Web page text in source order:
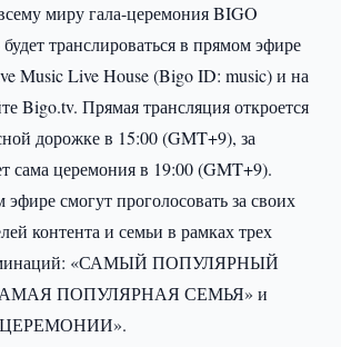
миру гала-церемония BIGO
транслироваться в прямом эфире
Music Live House (Bigo ID: music) и на
Bigo.tv. Прямая трансляция откроется
дорожке в 15:00 (GMT+9), за
сама церемония в 19:00 (GMT+9).
смогут проголосовать за своих
контента и семьи в рамках трех
«САМЫЙ ПОПУЛЯРНЫЙ
ПОПУЛЯРНАЯ СЕМЬЯ» и